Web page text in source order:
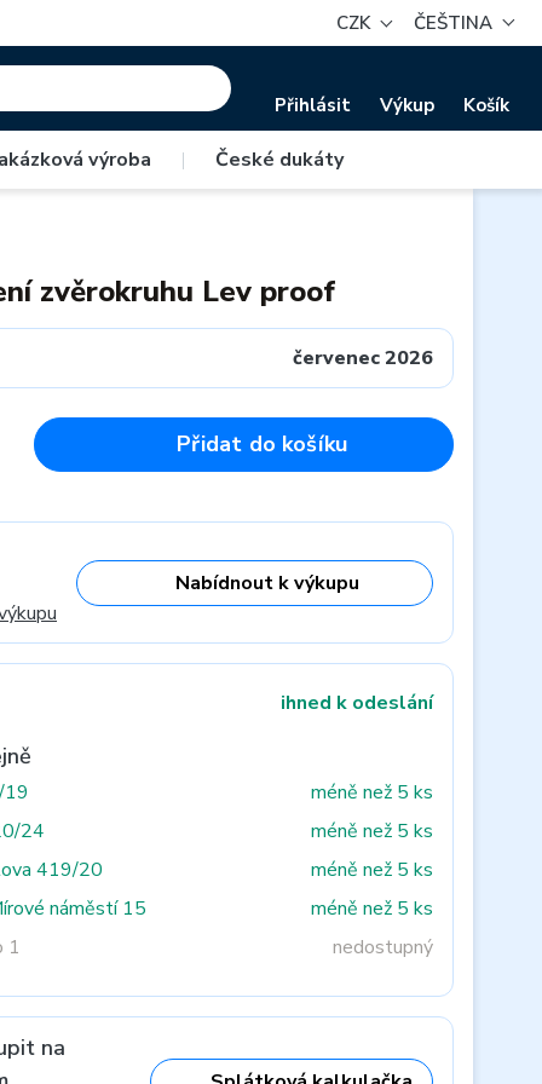
CZK ČEŠTINA
Přihlásit Výkup Košík
výroba | České dukáty
zvěrokruhu Lev proof
červenec 2026
Přidat do košíku
Nabídnout k výkupu
ihned k odeslání
19
méně než 5 ks
24
méně než 5 ks
419/20
méně než 5 ks
náměstí 15
méně než 5 ks
1
nedostupný
na